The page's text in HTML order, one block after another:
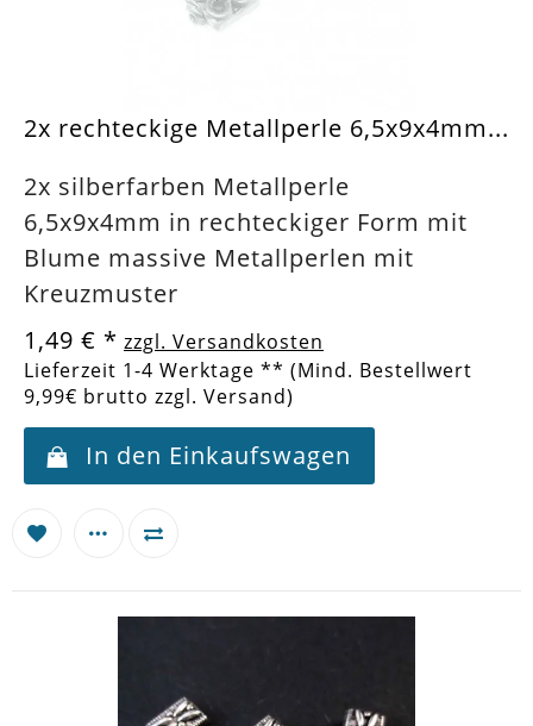
2x rechteckige Metallperle 6,5x9x4mm...
2x silberfarben Metallperle
6,5x9x4mm in rechteckiger Form mit
Blume massive Metallperlen mit
Kreuzmuster
1,49 € * zzgl. Versandkosten
Lieferzeit 1-4 Werktage ** (Mind. Bestellwert
9,99€ brutto zzgl. Versand)
In den Einkaufswagen